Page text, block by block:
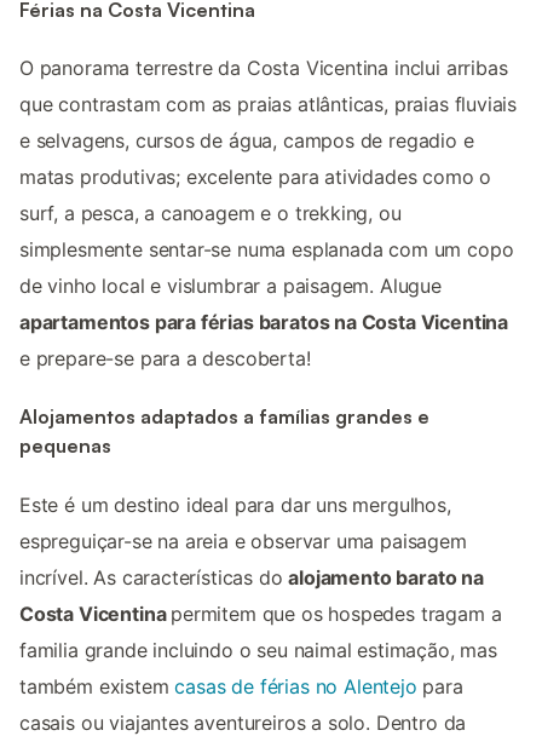
Férias na Costa Vicentina
O panorama terrestre da Costa Vicentina inclui arribas
que contrastam com as praias atlânticas, praias fluviais
e selvagens, cursos de água, campos de regadio e
matas produtivas; excelente para atividades como o
surf, a pesca, a canoagem e o trekking, ou
simplesmente sentar-se numa esplanada com um copo
de vinho local e vislumbrar a paisagem. Alugue
apartamentos para férias baratos na Costa Vicentina
e prepare-se para a descoberta!
Alojamentos adaptados a famílias grandes e
pequenas
Este é um destino ideal para dar uns mergulhos,
espreguiçar-se na areia e observar uma paisagem
incrível. As características doalojamento barato na
Costa Vicentina permitem que os hospedes tragam a
familia grande incluindo o seu naimal estimação, mas
também existemcasas de férias no Alentejo para
casais ou viajantes aventureiros a solo. Dentro da